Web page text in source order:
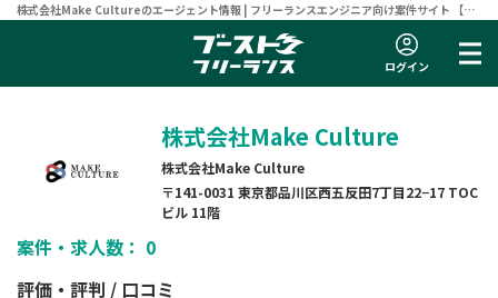
株式会社Make Cultureのエージェント情報 | フリーランスエンジニア向け案件サイト 【ブ
ログイン
株式会社Make Culture
株式会社Make Culture
〒141-0031 東京都品川区西五反田7丁目22−17 TOC
ビル 11階
案件・求人数： 0
評価・評判 / 口コミ